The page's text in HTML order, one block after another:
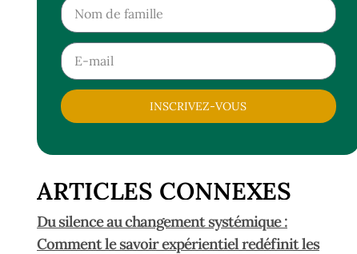
INSCRIVEZ-VOUS
ARTICLES CONNEXES
Du silence au changement systémique :
Comment le savoir expérientiel redéfinit les